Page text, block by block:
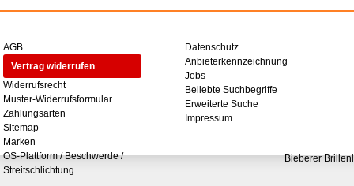
AGB
Vertrag widerrufen
Widerrufsrecht
Muster-Widerrufsformular
Zahlungsarten
Sitemap
Marken
OS-Plattform / Beschwerde /
Streitschlichtung
Datenschutz
Anbieterkennzeichnung
Jobs
Beliebte Suchbegriffe
Erweiterte Suche
Impressum
Bieberer